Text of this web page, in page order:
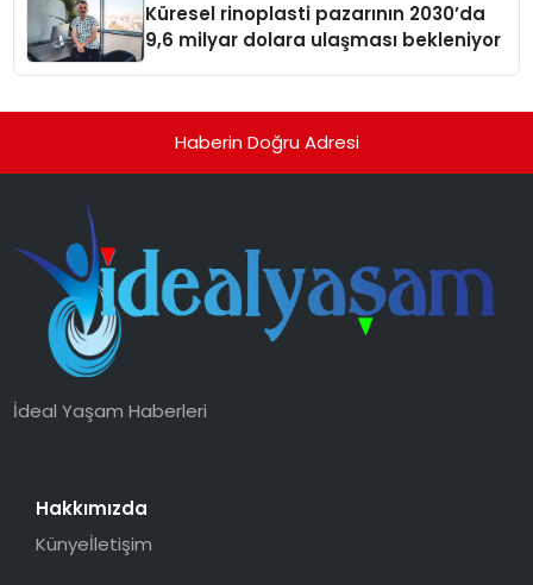
Küresel rinoplasti pazarının 2030’da
9,6 milyar dolara ulaşması bekleniyor
Haberin Doğru Adresi
İdeal Yaşam Haberleri
Hakkımızda
Künyeİletişim